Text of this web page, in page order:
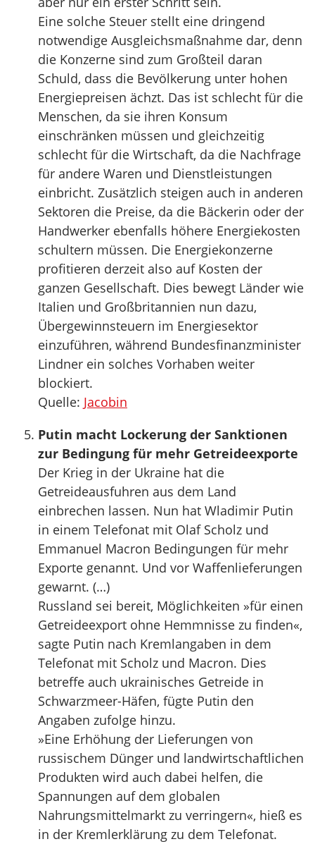
Eine solche Steuer stellt eine dringend
notwendige Ausgleichsmaßnahme dar, denn
die Konzerne sind zum Großteil daran
Schuld, dass die Bevölkerung unter hohen
Energiepreisen ächzt. Das ist schlecht für die
Menschen, da sie ihren Konsum
einschränken müssen und gleichzeitig
schlecht für die Wirtschaft, da die Nachfrage
für andere Waren und Dienstleistungen
einbricht. Zusätzlich steigen auch in anderen
Sektoren die Preise, da die Bäckerin oder der
Handwerker ebenfalls höhere Energiekosten
schultern müssen. Die Energiekonzerne
profitieren derzeit also auf Kosten der
ganzen Gesellschaft. Dies bewegt Länder wie
Italien und Großbritannien nun dazu,
Übergewinnsteuern im Energiesektor
einzuführen, während Bundesfinanzminister
Lindner ein solches Vorhaben weiter
blockiert.
Quelle: Jacobin
Putin macht Lockerung der Sanktionen
zur Bedingung für mehr Getreideexporte
Der Krieg in der Ukraine hat die
Getreideausfuhren aus dem Land
einbrechen lassen. Nun hat Wladimir Putin
in einem Telefonat mit Olaf Scholz und
Emmanuel Macron Bedingungen für mehr
Exporte genannt. Und vor Waffenlieferungen
gewarnt. (…)
Russland sei bereit, Möglichkeiten »für einen
Getreideexport ohne Hemmnisse zu finden«,
sagte Putin nach Kremlangaben in dem
Telefonat mit Scholz und Macron. Dies
betreffe auch ukrainisches Getreide in
Schwarzmeer-Häfen, fügte Putin den
Angaben zufolge hinzu.
»Eine Erhöhung der Lieferungen von
russischem Dünger und landwirtschaftlichen
Produkten wird auch dabei helfen, die
Spannungen auf dem globalen
Nahrungsmittelmarkt zu verringern«, hieß es
in der Kremlerklärung zu dem Telefonat.